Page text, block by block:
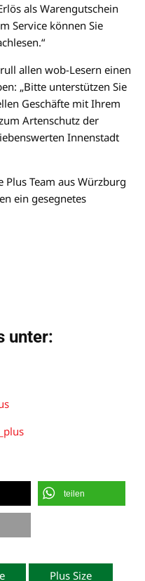
als Warengutschein
Service können Sie
allen wob-Lesern einen
„Bitte unterstützen Sie
Geschäfte mit Ihrem
Artenschutz der
Innenstadt
Plus Team aus Würzburg
ein gesegnetes
unter:
teilen
Plus Size